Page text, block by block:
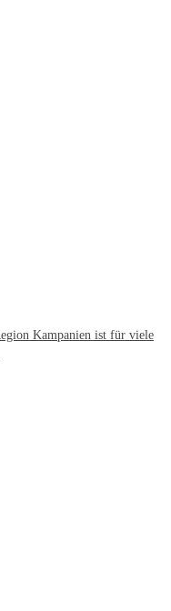
Kampanien ist für viele